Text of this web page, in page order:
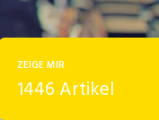
ZEIGE MIR
1446 Artikel